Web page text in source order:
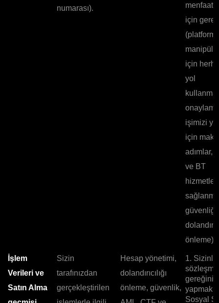
numarası).
için
manipüle
için
yol
işimizi
için
adımlar,
ve BT
güvenliği,
önleme).
İşlem
Verileri ve
Satın Alma
Sizin
tarafınızdan
gerçekleştirilen
Hesap yönetimi,
dolandırıcılığı
önleme, güvenlik,
1.
gereğini
yapmak,
Sosyal